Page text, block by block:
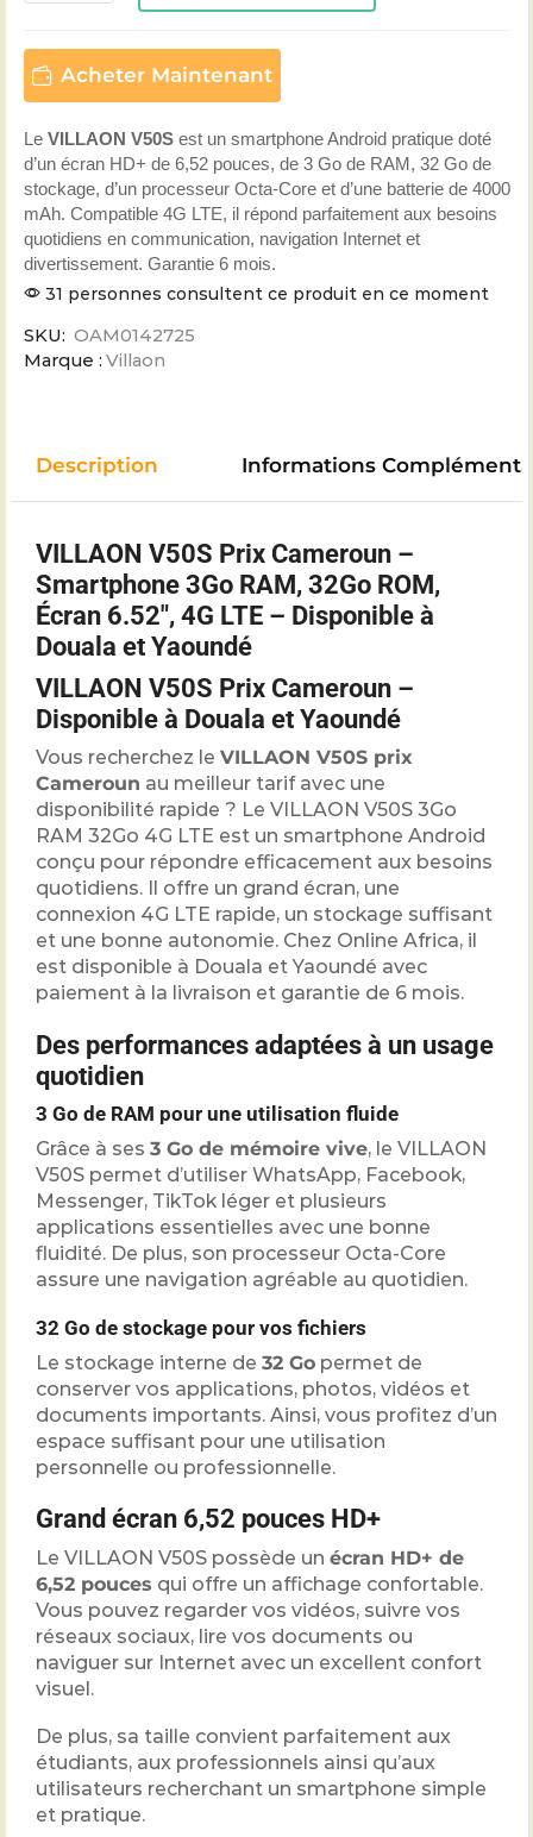
Acheter Maintenant
Le VILLAON V50S est un smartphone Android pratique doté
d’un écran HD+ de 6,52 pouces, de 3 Go de RAM, 32 Go de
stockage, d’un processeur Octa-Core et d’une batterie de 4000
mAh. Compatible 4G LTE, il répond parfaitement aux besoins
quotidiens en communication, navigation Internet et
divertissement. Garantie 6 mois.
31 personnes consultent ce produit en ce moment
SKU: OAM0142725
Marque : Villaon
Description Informations
VILLAON V50S Prix Cameroun –
Smartphone 3Go RAM, 32Go ROM,
Écran 6.52″, 4G LTE – Disponible à
Douala et Yaoundé
VILLAON V50S Prix Cameroun –
Disponible à Douala et Yaoundé
Vous recherchez le VILLAON V50S prix
Cameroun au meilleur tarif avec une
disponibilité rapide ? Le VILLAON V50S 3Go
RAM 32Go 4G LTE est un smartphone Android
conçu pour répondre efficacement aux besoins
quotidiens. Il offre un grand écran, une
connexion 4G LTE rapide, un stockage suffisant
et une bonne autonomie. Chez Online Africa, il
est disponible à Douala et Yaoundé avec
paiement à la livraison et garantie de 6 mois.
Des performances adaptées à un usage
quotidien
3 Go de RAM pour une utilisation fluide
Grâce à ses 3 Go de mémoire vive, le VILLAON
V50S permet d’utiliser WhatsApp, Facebook,
Messenger, TikTok léger et plusieurs
applications essentielles avec une bonne
fluidité. De plus, son processeur Octa-Core
assure une navigation agréable au quotidien.
32 Go de stockage pour vos fichiers
Le stockage interne de 32 Go permet de
conserver vos applications, photos, vidéos et
documents importants. Ainsi, vous profitez d’un
espace suffisant pour une utilisation
personnelle ou professionnelle.
Grand écran 6,52 pouces HD+
Le VILLAON V50S possède un écran HD+ de
6,52 pouces qui offre un affichage confortable.
Vous pouvez regarder vos vidéos, suivre vos
réseaux sociaux, lire vos documents ou
naviguer sur Internet avec un excellent confort
visuel.
De plus, sa taille convient parfaitement aux
étudiants, aux professionnels ainsi qu’aux
utilisateurs recherchant un smartphone simple
et pratique.